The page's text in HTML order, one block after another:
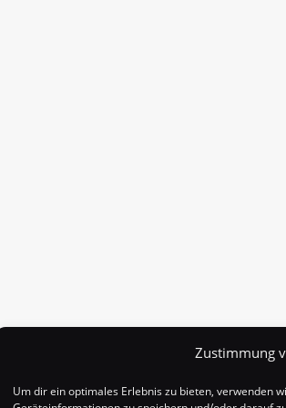
Zustimmung
Um dir ein optimales Erlebnis zu bieten, verwenden